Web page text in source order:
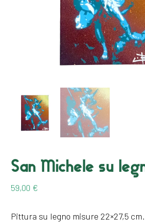
San Michele su
59,00 €
Pittura su legno misure 22×27,5 cm.